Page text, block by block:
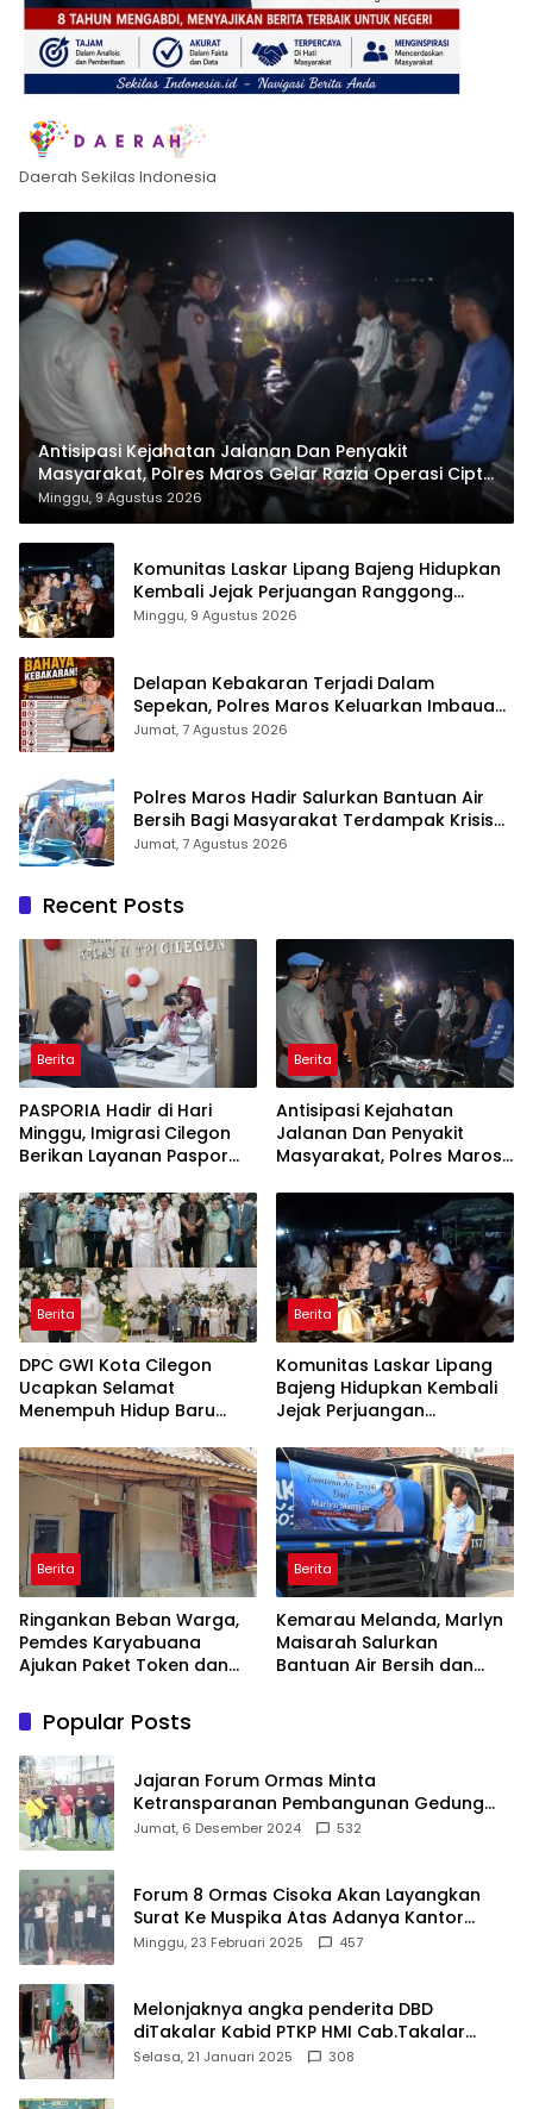
Daerah Sekilas Indonesia
Antisipasi Kejahatan Jalanan Dan Penyakit
Masyarakat, Polres Maros Gelar Razia Operasi Cipta
Kondusif
Minggu, 9 Agustus 2026
Komunitas Laskar Lipang Bajeng Hidupkan
Kembali Jejak Perjuangan Ranggong
Daeng Romo, Wabup Takalar: Apresiasi
Minggu, 9 Agustus 2026
Delapan Kebakaran Terjadi Dalam
Sepekan, Polres Maros Keluarkan Imbauan
kepada Masyarakat
Jumat, 7 Agustus 2026
Polres Maros Hadir Salurkan Bantuan Air
Bersih Bagi Masyarakat Terdampak Krisis
Air Bersih Di Maros
Jumat, 7 Agustus 2026
Recent Posts
Berita
PASPORIA Hadir di Hari
Minggu, Imigrasi Cilegon
Berikan Layanan Paspor
Gratis
Berita
Antisipasi Kejahatan
Jalanan Dan Penyakit
Masyarakat, Polres Maros
Kondusif
Berita
DPC GWI Kota Cilegon
Ucapkan Selamat
Menempuh Hidup Baru
Tuanku Ihza Kemalsya
Damanik
Berita
Komunitas Laskar Lipang
Bajeng Hidupkan Kembali
Jejak Perjuangan
Wabup Takalar: Apresiasi
Bahwa Sejarah Adalah
Warisan yang Tak Ternilai”.
Berita
Ringankan Beban Warga,
Pemdes Karyabuana
Ajukan Paket Token dan
PLN
Berita
Kemarau Melanda, Marlyn
Maisarah Salurkan
Bantuan Air Bersih dan
Popular Posts
Jajaran Forum Ormas Minta
Ketransparanan Pembangunan Gedung
Damkar Di Kecamatan Cisoka
Jumat, 6 Desember 2024 532
Forum 8 Ormas Cisoka Akan Layangkan
Surat Ke Muspika Atas Adanya Kantor
Matel di Cisoka
Minggu, 23 Februari 2025 457
Melonjaknya angka penderita DBD
diTakalar Kabid PTKP HMI Cab.Takalar
angkat bicara
Selasa, 21 Januari 2025 308